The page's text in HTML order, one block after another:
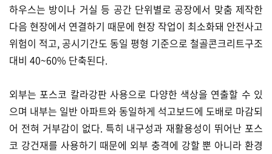
하우스는 방이나 거실 등 공간 단위별로 공장에서 맞춤 제작한
다음 현장에서 연결하기 때문에 현장 작업이 최소화돼 안전사고
위험이 적고, 공시기간도 동일 평형 기준으로 철골콘크리트구조
대비 40~60% 단축된다.
외부는 포스코 칼라강판 사용으로 다양한 색상을 연출할 수 있
으며 내부는 일반 아파트와 동일하게 석고보드에 도배로 마감되
어 전혀 거부감이 없다. 특히 내구성과 재활용성이 뛰어난 포스
코 강건재를 사용하기 때문에 외부 충격에 강할 뿐 아니라 환경